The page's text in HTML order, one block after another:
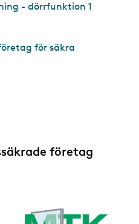
- dörrfunktion 1
för säkra
företag